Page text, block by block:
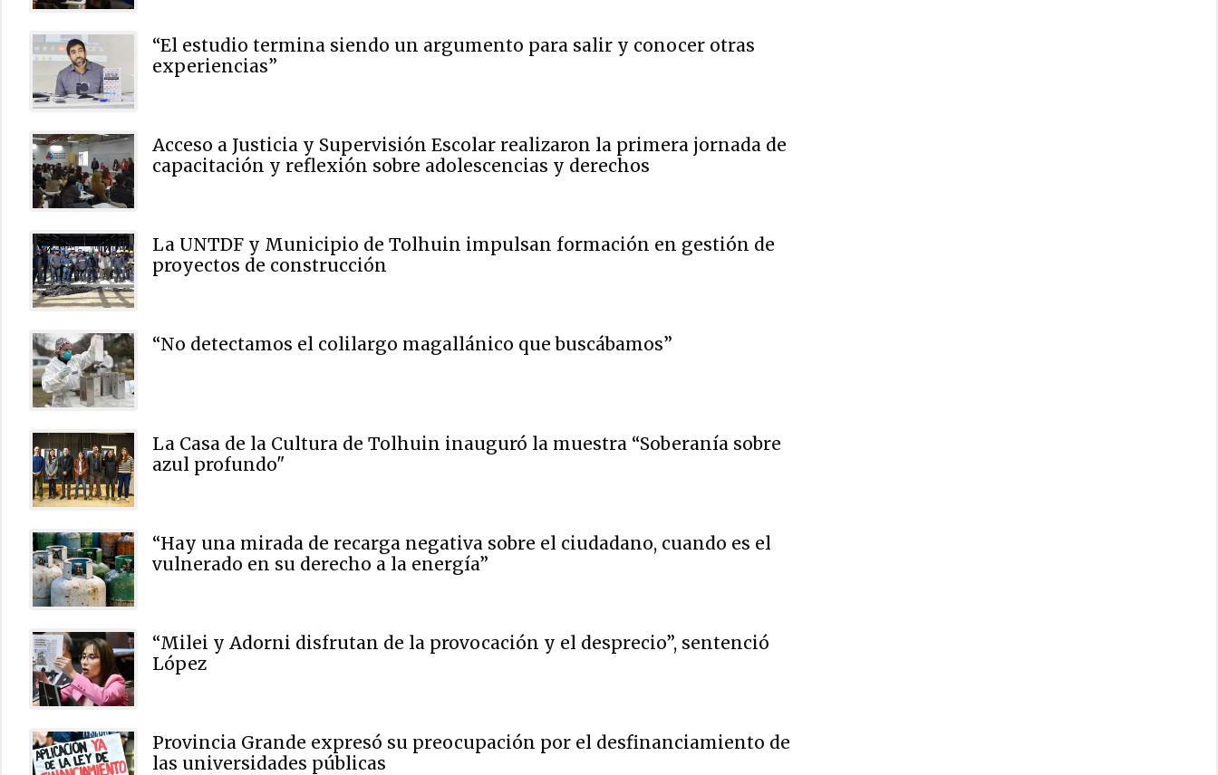
“El estudio termina siendo un argumento para salir y conocer otras
experiencias”
Acceso a Justicia y Supervisión Escolar realizaron la primera jornada de
capacitación y reflexión sobre adolescencias y derechos
La UNTDF y Municipio de Tolhuin impulsan formación en gestión de
proyectos de construcción
“No detectamos el colilargo magallánico que buscábamos”
La Casa de la Cultura de Tolhuin inauguró la muestra “Soberanía sobre
azul profundo"
“Hay una mirada de recarga negativa sobre el ciudadano, cuando es el
vulnerado en su derecho a la energía”
“Milei y Adorni disfrutan de la provocación y el desprecio”, sentenció
López
Provincia Grande expresó su preocupación por el desfinanciamiento de
las universidades públicas